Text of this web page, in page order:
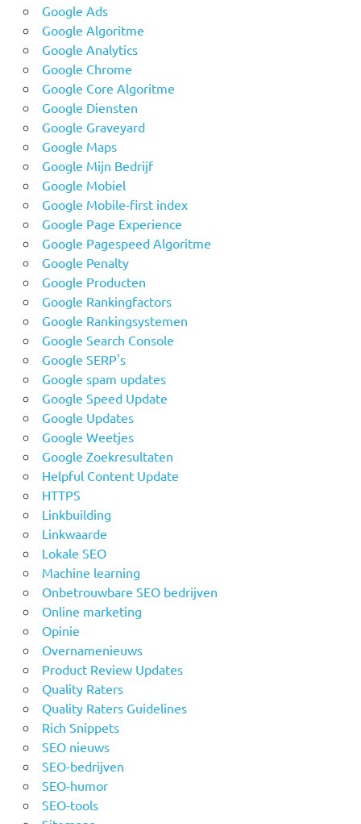
Google Ads
Google Algoritme
Google Analytics
Google Chrome
Google Core Algoritme
Google Diensten
Google Graveyard
Google Maps
Google Mijn Bedrijf
Google Mobiel
Google Mobile-first index
Google Page Experience
Google Pagespeed Algoritme
Google Penalty
Google Producten
Google Rankingfactors
Google Rankingsystemen
Google Search Console
Google SERP's
Google spam updates
Google Speed Update
Google Updates
Google Weetjes
Google Zoekresultaten
Helpful Content Update
HTTPS
Linkbuilding
Linkwaarde
Lokale SEO
Machine learning
Onbetrouwbare SEO bedrijven
Online marketing
Opinie
Overnamenieuws
Product Review Updates
Quality Raters
Quality Raters Guidelines
Rich Snippets
SEO nieuws
SEO-bedrijven
SEO-humor
SEO-tools